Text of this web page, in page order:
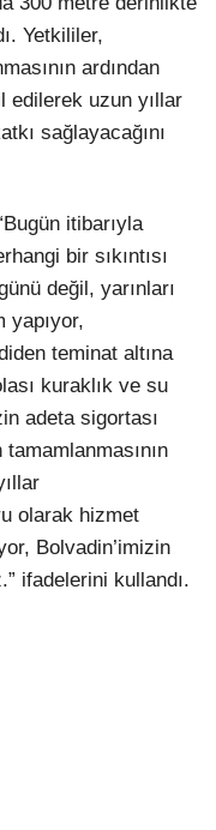
Yetkililer,
ardından
edilerek uzun yıllar
sağlayacağını
itibarıyla
bir sıkıntısı
değil, yarınları
yapıyor,
teminat altına
kuraklık ve su
adeta sigortası
olarak hizmet
Bolvadin’imizin
ifadelerini kullandı.